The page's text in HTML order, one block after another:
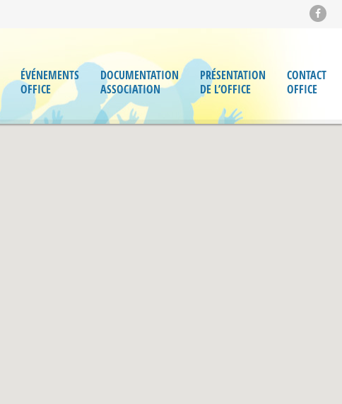
ÉVÉNEMENTS
OFFICE
DOCUMENTATION
ASSOCIATION
PRÉSENTATION
DE L’OFFICE
CONTACT
OFFICE